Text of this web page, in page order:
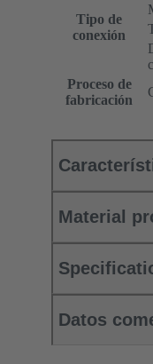
Tipo de
conexión
Proceso de
fabricación
Material
Datos